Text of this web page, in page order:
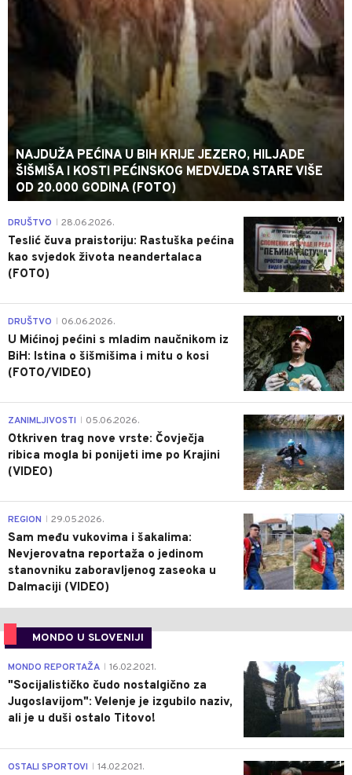
NAJDUŽA PEĆINA U BIH KRIJE JEZERO, HILJADE
ŠIŠMIŠA I KOSTI PEĆINSKOG MEDVJEDA STARE VIŠE
OD 20.000 GODINA (FOTO)
0
DRUŠTVO 28.06.2026.
Teslić čuva praistoriju: Rastuška pećina
kao svjedok života neandertalaca
(FOTO)
0
DRUŠTVO 06.06.2026.
U Mićinoj pećini s mladim naučnikom iz
BiH: Istina o šišmišima i mitu o kosi
(FOTO/VIDEO)
0
ZANIMLJIVOSTI 05.06.2026.
Otkriven trag nove vrste: Čovječja
ribica mogla bi ponijeti ime po Krajini
(VIDEO)
0
REGION 29.05.2026.
Sam među vukovima i šakalima:
Nevjerovatna reportaža o jedinom
stanovniku zaboravljenog zaseoka u
Dalmaciji (VIDEO)
MONDO U SLOVENIJI
4
MONDO REPORTAŽA 16.02.2021.
"Socijalističko čudo nostalgično za
Jugoslavijom": Velenje je izgubilo naziv,
ali je u duši ostalo Titovo!
1
OSTALI SPORTOVI 14.02.2021.